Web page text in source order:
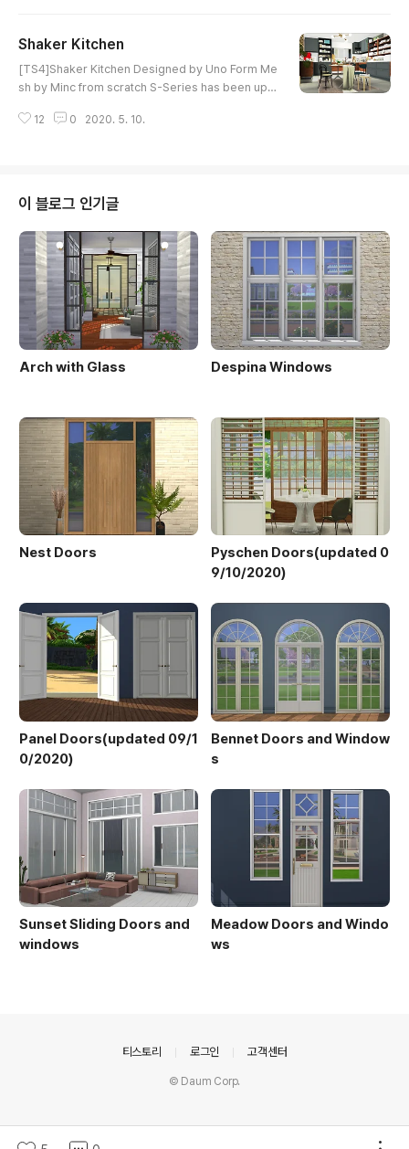
Shaker Kitchen
[TS4]Shaker Kitchen Designed by Uno Form Me
sh by Minc from scratch S-Series has been upd
nter, 1 island coutner) have added. Also I chang
아일랜드 캐비넷 세트입니다. Uno Form의 S시리즈가 S
haker라는 이름으로 바뀌었더군요. 제가 만들었던 S시리
즈도 업데이트 하면서 각 1개씩의 패키지를 더 만들었..
12 0 2020. 5. 10.
이 블로그 인기글
Arch with Glass Despina Windows
Nest Doors
Pyschen Doors(updated 0
9/10/2020)
Panel Doors(updated 09/1
0/2020)
Bennet Doors and Window
s
Sunset Sliding Doors and
windows
Meadow Doors and Windo
ws
티스토리 로그인 고객센터
© Daum Corp.